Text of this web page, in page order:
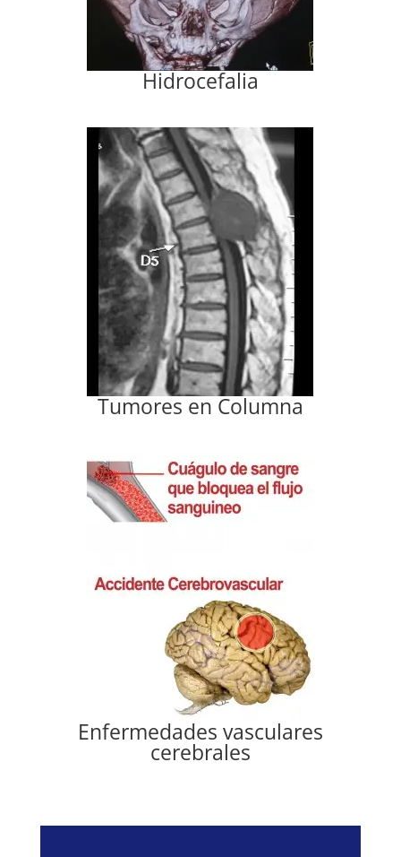
Hidrocefalia
Tumores en Columna
Enfermedades vasculares
cerebrales